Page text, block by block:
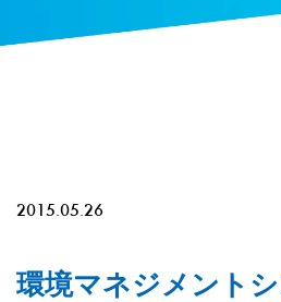
2015.05.26
環境マネジメント